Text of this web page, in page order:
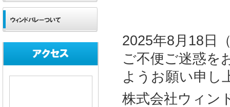
2025年8月18日
ご不便ご迷惑を
ようお願い申し
株式会社ウィン